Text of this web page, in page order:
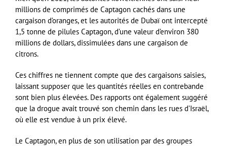
millions de comprimés de Captagon cachés dans une
cargaison d’oranges, et les autorités de Dubaï ont intercepté
1,5 tonne de pilules Captagon, d’une valeur d’environ 380
millions de dollars, dissimulées dans une cargaison de
citrons.
Ces chiffres ne tiennent compte que des cargaisons saisies,
laissant supposer que les quantités réelles en contrebande
sont bien plus élevées. Des rapports ont également suggéré
que la drogue avait trouvé son chemin dans les rues d’Israël,
où elle est vendue à un prix élevé.
Le Captagon, en plus de son utilisation par des groupes